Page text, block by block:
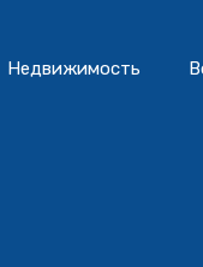
Недвижимость